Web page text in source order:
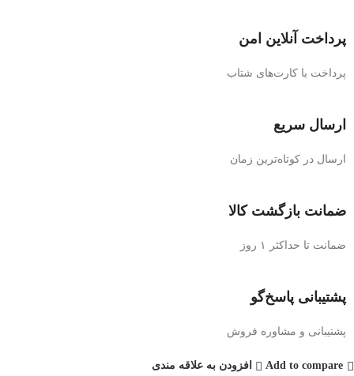
پرداخت آنلاین امن
پرداخت با کارت‌های شتاب
ارسال سریع
ارسال در کوتاه‌ترین زمان
ضمانت بازگشت کالا
ضمانت تا حداکثر ۱ روز
پشتیبانی پاسخ‌گو
پشتیبانی و مشاوره فروش
Add to compare افزودن به علاقه مندی